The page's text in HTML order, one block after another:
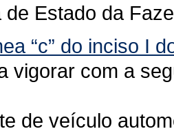
de Estado da
“c” do inciso I
vigorar com a
de veículo